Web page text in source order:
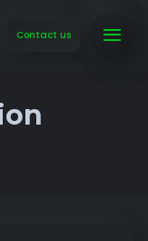
Contact us